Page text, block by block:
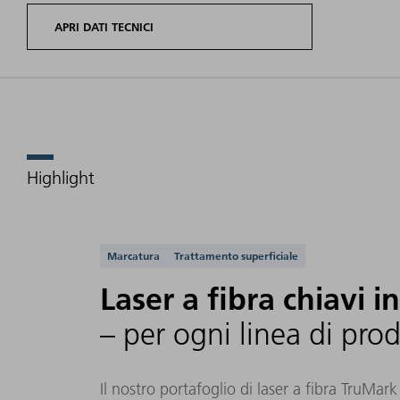
APRI DATI TECNICI
TruMark 5020 20 W
Highlight
Applicazioni
Marcatura Trattamento superficiale
Laser a fibra chiavi
– per ogni linea di
Il nostro portafoglio di laser a fibra